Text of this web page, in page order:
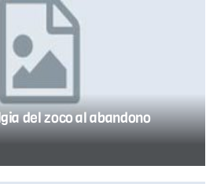
del zoco al abandono